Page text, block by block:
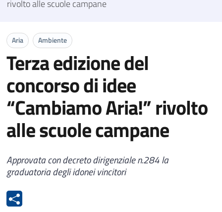
rivolto alle scuole campane
Aria Ambiente
Terza edizione del
concorso di idee
“Cambiamo Aria!” rivolto
alle scuole campane
Approvata con decreto dirigenziale n.284 la
graduatoria degli idonei vincitori